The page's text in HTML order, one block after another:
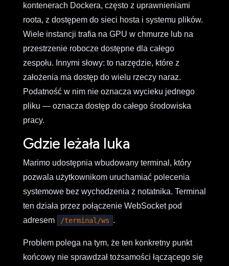
kontenerach Dockera, często z uprawnieniami
roota, z dostępem do sieci hosta i systemu plików.
Wiele instancji trafia na GPU w chmurze lub na
przestrzenie robocze dostępne dla całego
zespołu. Innymi słowy: to narzędzie, które z
założenia ma dostęp do wielu rzeczy naraz.
Podatność w nim nie oznacza wycieku jednego
pliku — oznacza dostęp do całego środowiska
pracy.
Gdzie leżała luka
Marimo udostępnia wbudowany terminal, który
pozwala użytkownikom uruchamiać polecenia
systemowe bez wychodzenia z notatnika. Terminal
ten działa przez połączenie WebSocket pod
adresem
/terminal/ws .
Problem polega na tym, że ten konkretny punkt
końcowy nie sprawdzał tożsamości łączącego się